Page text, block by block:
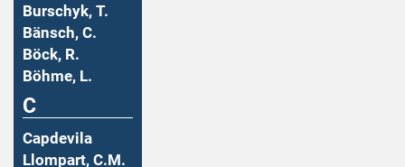
Burschyk, T.
Bänsch, C.
Böck, R.
Böhme, L.
C
Capdevila
Llompart, C.M.